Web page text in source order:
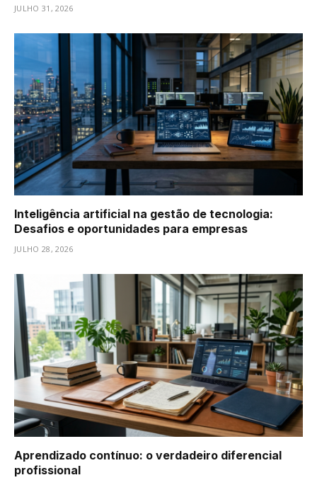
JULHO 31, 2026
Inteligência artificial na gestão de tecnologia:
Desafios e oportunidades para empresas
JULHO 28, 2026
Aprendizado contínuo: o verdadeiro diferencial
profissional